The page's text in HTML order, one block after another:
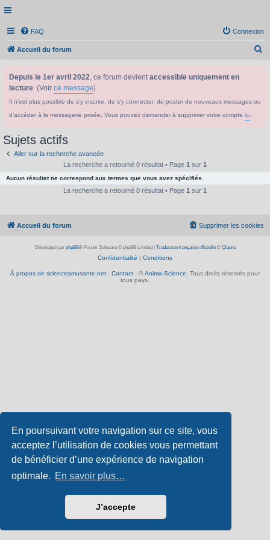
En poursuivant votre navigation sur ce site, vous
acceptez l’utilisation de cookies vous permettant
de bénéficier d’une expérience de navigation
optimale. En savoir plus…
J’accepte
FAQ Connexion
Accueil du forum
Depuis le 1er avril 2022, ce forum devientaccessible uniquement en
lecture. (Voir ce message)
Il n'est plus possible de s'y inscrire, de s'y connecter, de poster de nouveaux messages ou
d'accéder à la messagerie privée. Vous pouvez demander à supprimer votre compte ici
Sujets actifs
Aller sur la recherche avancée
La recherche a retourné 0 résultat • Page 1 sur 1
Aucun résultat ne correspond aux termes que vous avez spécifiés.
La recherche a retourné 0 résultat • Page 1 sur 1
Accueil du forum Supprimer les cookies
Développé par phpBB® Forum Software © phpBB Limited Traduction française officielle© Qiaeru
Confidentialité | Conditions
À propos de scienceamusante.net - Contact - © Anima-Science. Tous droits réservés pour
tous pays.